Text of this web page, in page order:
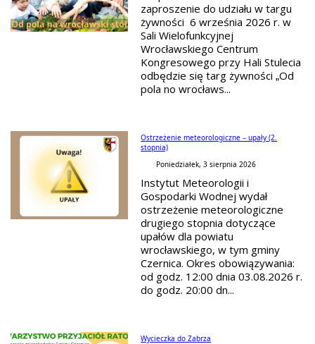
zaproszenie do udziału w targu
żywności 6 września 2026 r. w
Sali Wielofunkcyjnej
Wrocławskiego Centrum
Kongresowego przy Hali Stulecia
odbędzie się targ żywności „Od
pola no wrocławs...
Ostrzeżenie meteorologiczne – upały (2.
stopnia)
Poniedziałek, 3 sierpnia 2026
Instytut Meteorologii i
Gospodarki Wodnej wydał
ostrzeżenie meteorologiczne
drugiego stopnia dotyczące
upałów dla powiatu
wrocławskiego, w tym gminy
Czernica. Okres obowiązywania:
od godz. 12:00 dnia 03.08.2026 r.
do godz. 20:00 dn...
Wycieczka do Zabrza